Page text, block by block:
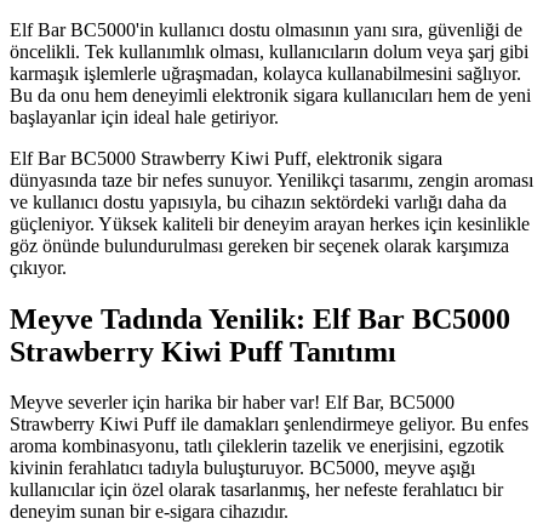
Elf Bar BC5000'in kullanıcı dostu olmasının yanı sıra, güvenliği de
öncelikli. Tek kullanımlık olması, kullanıcıların dolum veya şarj gibi
karmaşık işlemlerle uğraşmadan, kolayca kullanabilmesini sağlıyor.
Bu da onu hem deneyimli elektronik sigara kullanıcıları hem de yeni
başlayanlar için ideal hale getiriyor.
Elf Bar BC5000 Strawberry Kiwi Puff, elektronik sigara
dünyasında taze bir nefes sunuyor. Yenilikçi tasarımı, zengin aroması
ve kullanıcı dostu yapısıyla, bu cihazın sektördeki varlığı daha da
güçleniyor. Yüksek kaliteli bir deneyim arayan herkes için kesinlikle
göz önünde bulundurulması gereken bir seçenek olarak karşımıza
çıkıyor.
Meyve Tadında Yenilik: Elf Bar BC5000
Strawberry Kiwi Puff Tanıtımı
Meyve severler için harika bir haber var! Elf Bar, BC5000
Strawberry Kiwi Puff ile damakları şenlendirmeye geliyor. Bu enfes
aroma kombinasyonu, tatlı çileklerin tazelik ve enerjisini, egzotik
kivinin ferahlatıcı tadıyla buluşturuyor. BC5000, meyve aşığı
kullanıcılar için özel olarak tasarlanmış, her nefeste ferahlatıcı bir
deneyim sunan bir e-sigara cihazıdır.